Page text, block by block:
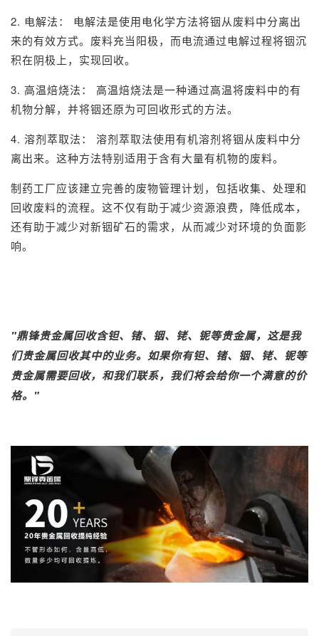
2. 电解法： 电解法是使用电化学方法将铟从废料中分离出
来的有效方式。废料充当阳极，而电流通过电解过程将铟沉
积在阴极上，实现回收。
3. 高温焙烧法： 高温焙烧法是一种通过高温将废料中的有
机物分解，并将铟还原为可回收形式的方法。
4. 溶剂萃取法： 溶剂萃取法使用有机溶剂将铟从废料中分
离出来。这种方法特别适用于含有大量有机物的废料。
制药工厂应该建立完善的废物管理计划，包括收集、处理和
回收废料的流程。这不仅有助于减少资源浪费，降低成本，
还有助于减少对新铟矿石的需求，从而减少对环境的负面影
响。
"鼎锋贵金属回收含钽、锗、铟、铑、铌等贵金属，这是我
们贵金属回收其中的业务。如果你有钽、锗、铟、铑、铌等
贵金属需要回收，和我们联系，我们将会给你一个满意的价
格。"